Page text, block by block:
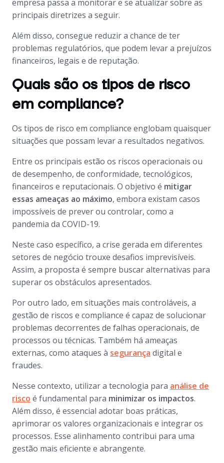
empresa passa a monitorar e se atualizar sobre as
principais diretrizes a seguir.
Além disso, consegue reduzir a chance de ter
problemas regulatórios, que podem levar a prejuízos
financeiros, legais e de reputação.
Quais são os tipos de risco
em compliance?
Os tipos de risco em compliance englobam quaisquer
situações que possam levar a resultados negativos.
Entre os principais estão os riscos operacionais ou
de desempenho, de conformidade, tecnológicos,
financeiros e reputacionais. O objetivo é mitigar
essas ameaças ao máximo, embora existam casos
impossíveis de prever ou controlar, como a
pandemia da COVID-19.
Neste caso específico, a crise gerada em diferentes
setores de negócio trouxe desafios imprevisíveis.
Assim, a proposta é sempre buscar alternativas para
superar os obstáculos apresentados.
Por outro lado, em situações mais controláveis, a
gestão de riscos e compliance é capaz de solucionar
problemas decorrentes de falhas operacionais, de
processos ou técnicas. Também há ameaças
externas, como ataques à segurança digital e
fraudes.
Nesse contexto, utilizar a tecnologia para análise de
risco é fundamental para minimizar os impactos.
Além disso, é essencial adotar boas práticas,
aprimorar os valores organizacionais e integrar os
processos. Esse alinhamento contribui para uma
gestão mais eficiente e abrangente.